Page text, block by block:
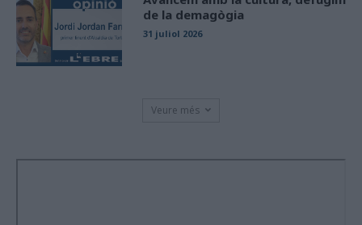
de la demagògia
31 juliol 2026
Veure més